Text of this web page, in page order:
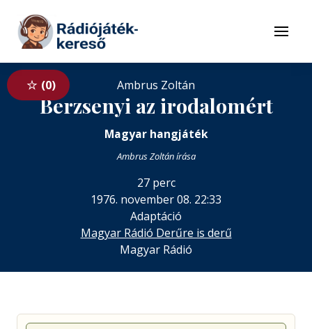
Tovább a tartalomhoz
Menü
0 Ambrus Zoltán
Berzsenyi az irodalomért
Magyar hangjáték
Ambrus Zoltán írása
27 perc
1976. november 08. 22:33
Adaptáció
Magyar Rádió Derűre is derű
Magyar Rádió